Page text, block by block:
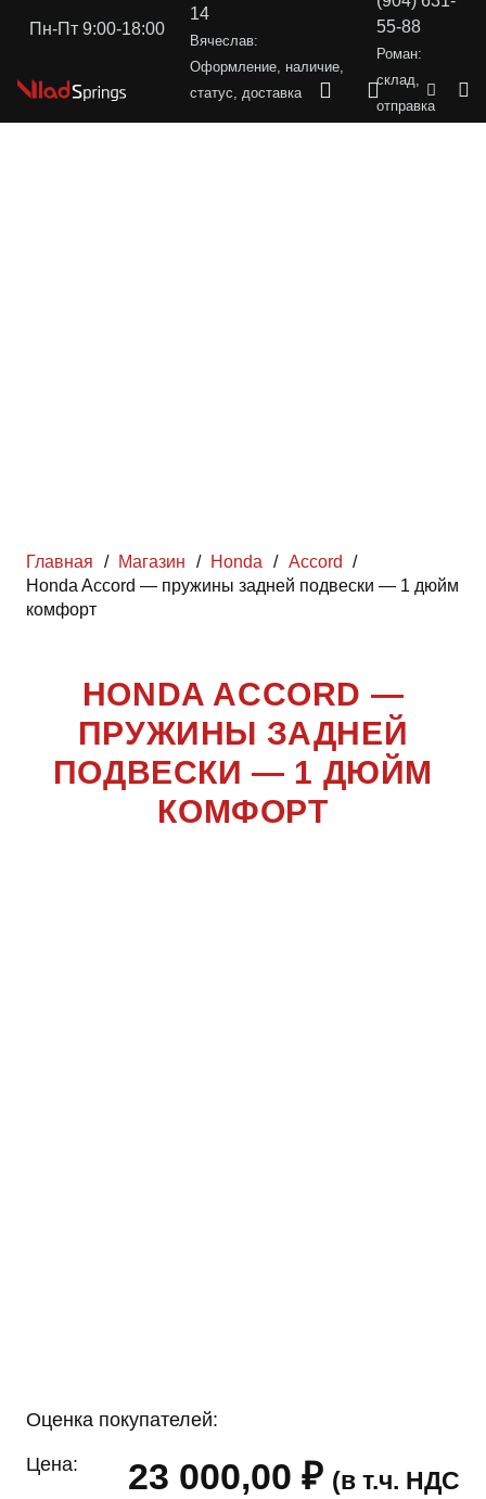
Пн-Пт 9:00-18:00
14
Вячеслав:
Оформление, наличие,
статус, доставка
55-88
Роман:
склад,
отправка
Главная / Магазин / Honda / Accord
/
Honda Accord — пружины задней подвески — 1 дюйм
комфорт
HONDA ACCORD —
ПРУЖИНЫ ЗАДНЕЙ
ПОДВЕСКИ — 1 ДЮЙМ
КОМФОРТ
Оценка покупателей:
Цена: 23 000,00 ₽ (в т.ч. НДС